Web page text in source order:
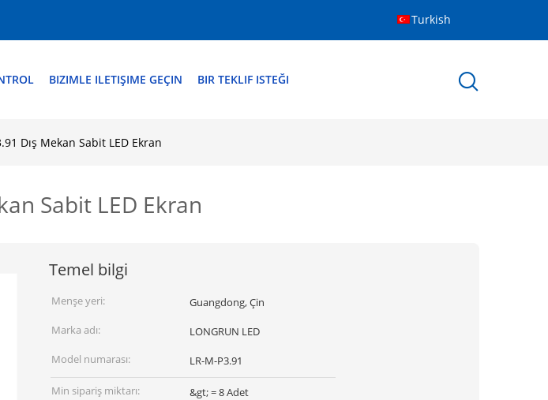
Turkish
BIZIMLE ILETIŞIME GEÇIN BIR TEKLIF ISTEĞI
Dış Mekan Sabit LED Ekran
Sabit LED Ekran
Temel bilgi
Menşe yeri:
Guangdong, Çin
Marka adı:
LONGRUN LED
Model numarası:
LR-M-P3.91
Min sipariş miktarı:
&gt; = 8 Adet